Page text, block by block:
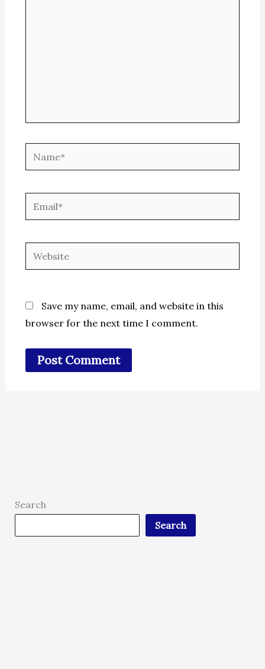
Website
Save my name, email, and website in this
browser for the next time I comment.
Search
Search